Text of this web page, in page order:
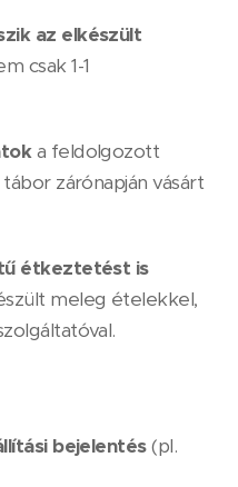
az elkészült
csak 1-1
a feldolgozott
zárónapján vásárt
étkeztetést is
meleg ételekkel,
bejelentés(pl.